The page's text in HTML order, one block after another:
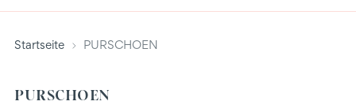
Startseite PURSCHOEN
PURSCHOEN